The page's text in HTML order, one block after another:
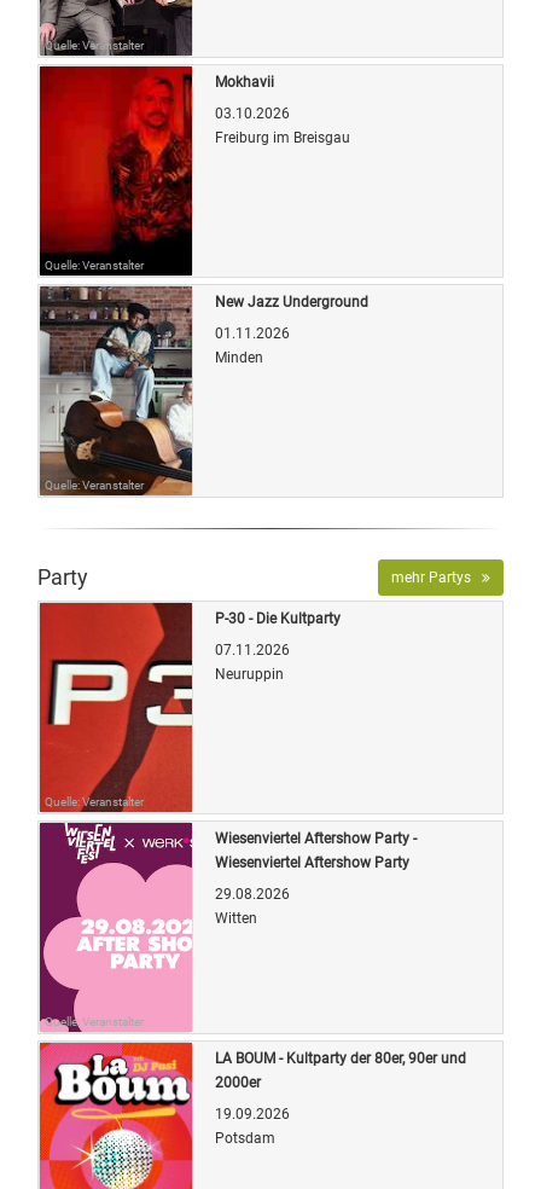
Quelle: Veranstalter
Quelle: Veranstalter
Mokhavii
03.10.2026
Freiburg im Breisgau
Quelle: Veranstalter
New Jazz Underground
01.11.2026
Minden
Party mehr Partys
Quelle: Veranstalter
P-30 - Die Kultparty
07.11.2026
Neuruppin
Quelle: Veranstalter
Wiesenviertel Aftershow Party -
Wiesenviertel Aftershow Party
29.08.2026
Witten
LA BOUM - Kultparty der 80er, 90er und
2000er
19.09.2026
Potsdam